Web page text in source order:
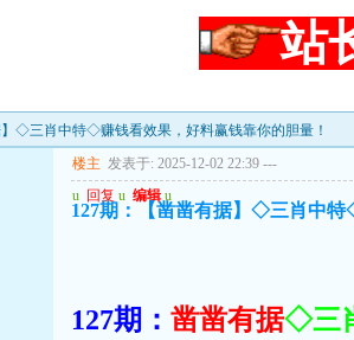
站
】◇三肖中特◇赚钱看效果，好料赢钱靠你的胆量！
楼主 发表于: 2025-12-02 22:39 ---
u 回复 u 编辑 u
127期：【凿凿有据】◇三肖中
127期： 凿凿有据◇三